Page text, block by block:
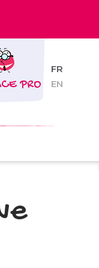
PRO
FR
EN